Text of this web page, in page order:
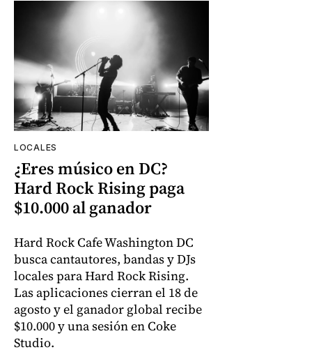
LOCALES
¿Eres músico en DC?
Hard Rock Rising paga
$10.000 al ganador
Hard Rock Cafe Washington DC
busca cantautores, bandas y DJs
locales para Hard Rock Rising.
Las aplicaciones cierran el 18 de
agosto y el ganador global recibe
$10.000 y una sesión en Coke
Studio.